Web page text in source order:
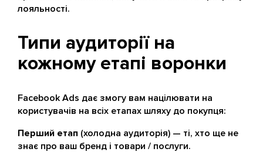
лояльності.
Типи аудиторії на
кожному етапі воронки
Facebook Ads дає змогу вам націлювати на
користувачів на всіх етапах шляху до покупця:
Перший етап (холодна аудиторія) — ті, хто ще не
знає про ваш бренд і товари / послуги.